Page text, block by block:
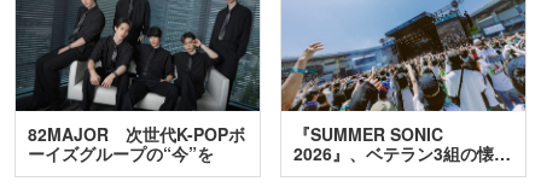
82MAJOR 次世代K-POPボ
ーイズグループの“今”を
訊…
『SUMMER SONIC
2026』、ベテラン3組の懐…